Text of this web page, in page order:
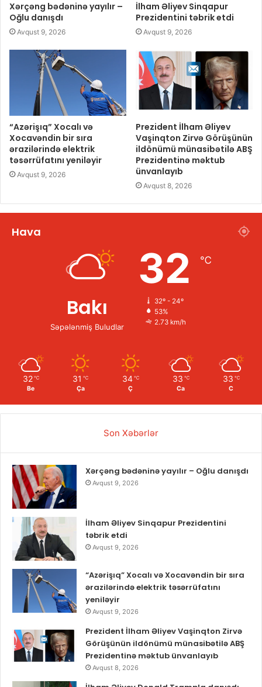
Xərçəng bədəninə yayılır –
Oğlu danışdı
Avqust 9, 2026
İlham Əliyev Sinqapur
Prezidentini təbrik etdi
Avqust 9, 2026
“Azərişıq” Xocalı və
Xocavəndin bir sıra
ərazilərində elektrik
təsərrüfatını yeniləyir
Avqust 9, 2026
Prezident İlham Əliyev
Vaşinqton Zirvə Görüşünün
ildönümü münasibətilə ABŞ
Prezidentinə məktub
ünvanlayıb
Avqust 8, 2026
Hava
Bakı
Səpələnmiş Buludlar
32 ℃
32º - 24º
53%
2.73 km/h
32 ℃
Be
31 ℃
Ça
34 ℃
Ç
33 ℃
Ca
33 ℃
C
Son Xəbərlər
Xərçəng bədəninə yayılır – Oğlu danışdı
Avqust 9, 2026
İlham Əliyev Sinqapur Prezidentini
təbrik etdi
Avqust 9, 2026
“Azərişıq” Xocalı və Xocavəndin bir sıra
ərazilərində elektrik təsərrüfatını
yeniləyir
Avqust 9, 2026
Prezident İlham Əliyev Vaşinqton Zirvə
Görüşünün ildönümü münasibətilə ABŞ
Prezidentinə məktub ünvanlayıb
Avqust 8, 2026